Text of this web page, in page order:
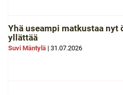
Yhä useampi matkustaa nyt
yllättää
Suvi Mäntylä | 31.07.2026